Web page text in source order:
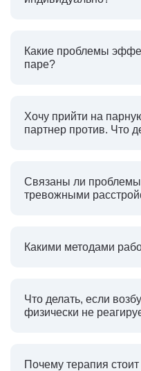
Какие проблемы
паре?
Хочу прийти на
партнер против. Что
Связаны ли проблемы
тревожными
Какими методами
Что делать, если
физически не
Почему терапия